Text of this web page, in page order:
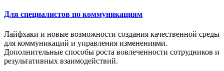
Для специалистов по коммуникациям
Лайфхаки и новые возможности создания качественной среды
для коммуникаций и управления изменениями.
Дополнительные способы роста вовлеченности сотрудников и
результативных взаимодействий.